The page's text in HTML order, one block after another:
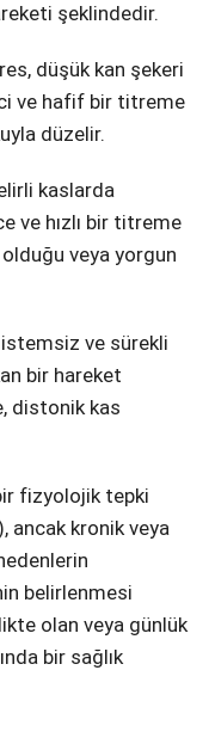
şeklindedir.
düşük kan şekeri
ve hafif bir titreme
düzelir.
kaslarda
ve hızlı bir titreme
veya yorgun
ve sürekli
bir hareket
distonik kas
fizyolojik tepki
ancak kronik veya
belirlenmesi
olan veya günlük
bir sağlık